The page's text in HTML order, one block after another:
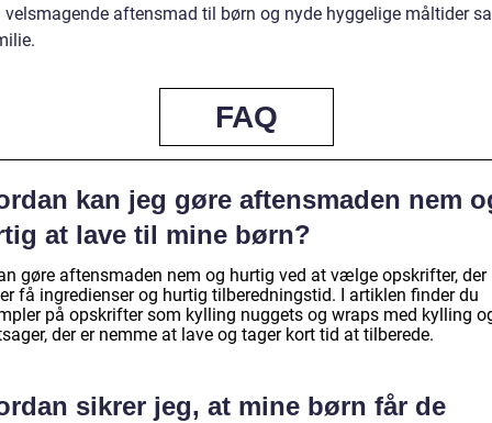
velsmagende aftensmad til børn og nyde hyggelige måltider
FAQ
kan jeg gøre aftensmaden nem
at lave til mine børn?
gøre aftensmaden nem og hurtig ved at vælge opskrifter, der
få ingredienser og hurtig tilberedningstid. I artiklen finder du
på opskrifter som kylling nuggets og wraps med kylling
der er nemme at lave og tager kort tid at tilberede.
sikrer jeg, at mine børn får de